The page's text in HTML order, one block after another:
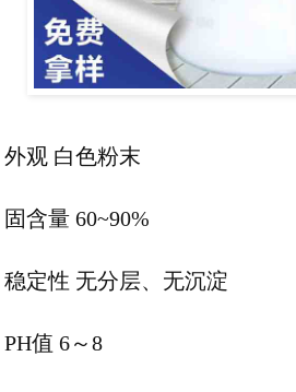
外观 白色粉末
固含量 60~90%
稳定性 无分层、无沉淀
PH值 6～8